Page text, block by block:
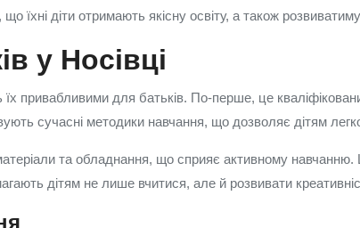
їхні діти отримають якісну освіту, а також
у Носівці
їх привабливими для батьків. По-перше, це
сучасні методики навчання, що дозволяє дітям
та обладнання, що сприяє активному навчанню.
дітям не лише вчитися, але й розвивати